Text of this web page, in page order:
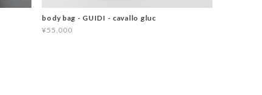
body bag - GUIDI - cavallo gluc
¥55,000